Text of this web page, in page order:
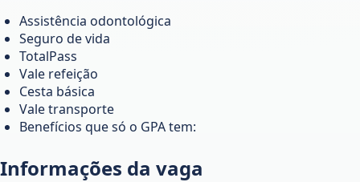
Assistência odontológica
Seguro de vida
TotalPass
Vale refeição
Cesta básica
Vale transporte
Benefícios que só o GPA tem:
Informações da vaga